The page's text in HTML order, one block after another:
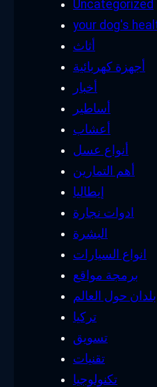
Uncategorized
your dog's
أثاث
أجهزة كهربائية
أخبار
أساطير
أعشاب
أنواع عسل
أهم التمارين
إيطاليا
ادوات نجارة
البشرة
انواع السيارات
برمجة مواقع
بلدان حول العالم
تركيا
تسويق
تقنيات
تكنولوجيا